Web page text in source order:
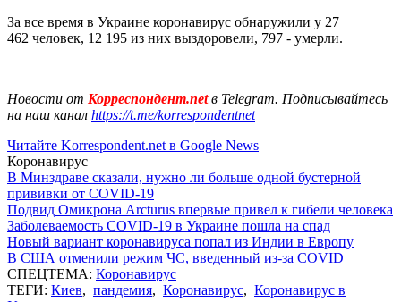
За все время в Украине коронавирус обнаружили у 27
462 человек, 12 195 из них выздоровели, 797 - умерли.
Новости от Корреспондент.netв Telegram. Подписывайтесь
на наш канал https://t.me/korrespondentnet
Читайте Korrespondent.net в Google News
Коронавирус
В Минздраве сказали, нужно ли больше одной бустерной
прививки от COVID-19
Подвид Омикрона Arcturus впервые привел к гибели человека
Заболеваемость COVID-19 в Украине пошла на спад
Новый вариант коронавируса попал из Индии в Европу
В США отменили режим ЧС, введенный из-за COVID
СПЕЦТЕМА: Коронавирус
ТЕГИ: Киев, пандемия, Коронавирус, Коронавирус в